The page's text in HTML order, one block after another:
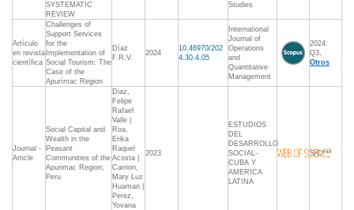
SYSTEMATIC
REVIEW
Studies
Artículo
en revista
científica
Challenges of
Support Services
for the
Implementation of
Social Tourism: The
Case of the
Apurímac Region
Díaz
F.R.V.
2024
10.46970/202
4.30.4.05
International
Journal of
Operations
and
Quantitative
Management
2024:
Q3,
Otros
Journal -
Article
Social Capital and
Wealth in the
Peasant
Communities of the
Apurimac Region,
Peru
Diaz,
Felipe
Rafael
Valle |
Roa,
Erika
Raquel
Acosta |
Carrion,
Mary Luz
Huaman |
Perez,
Yovana
2023
ESTUDIOS
DEL
DESARROLLO
SOCIAL-
CUBA Y
AMERICA
LATINA
S/C***